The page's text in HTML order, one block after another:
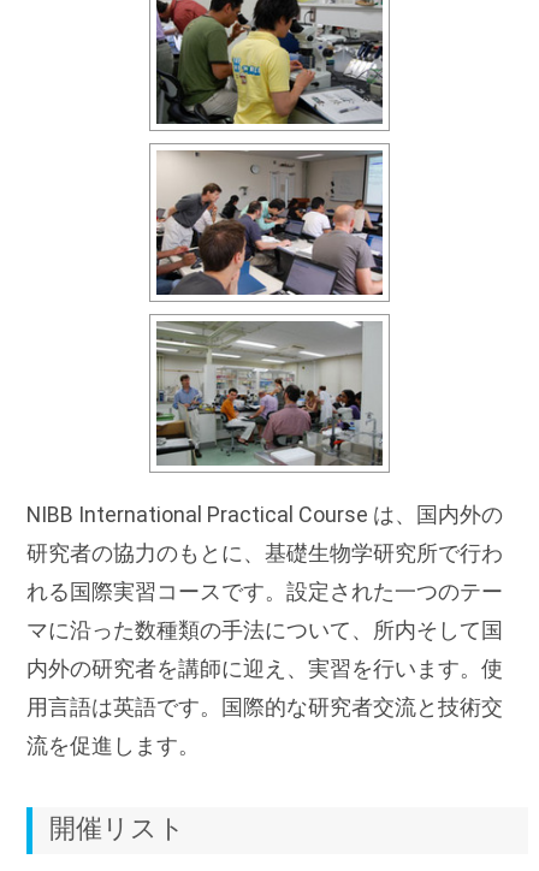
NIBB International Practical Course は、国内外の
研究者の協力のもとに、基礎生物学研究所で行わ
れる国際実習コースです。設定された一つのテー
マに沿った数種類の手法について、所内そして国
内外の研究者を講師に迎え、実習を行います。使
用言語は英語です。国際的な研究者交流と技術交
流を促進します。
開催リスト